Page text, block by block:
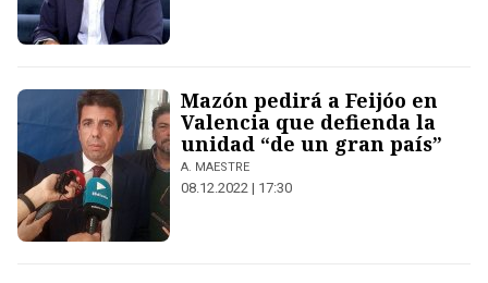
Mazón pedirá a Feijóo en
Valencia que defienda la
unidad “de un gran país”
A. MAESTRE
08.12.2022 | 17:30